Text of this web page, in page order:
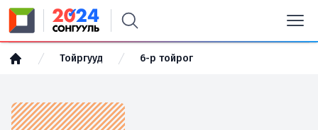
Тойргууд 6-р тойрог